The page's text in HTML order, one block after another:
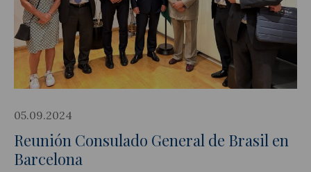
Reunión Consulado General de Brasil en
Barcelona
05.09.2024